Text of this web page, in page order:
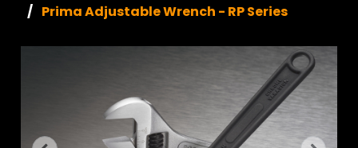
Prima Adjustable Wrench - RP Series